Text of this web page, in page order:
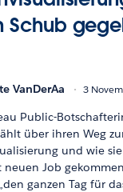
Schub
VanDerAa 3
Public-
über ihren Weg
und wie
neuen Job
ganzen Tag für